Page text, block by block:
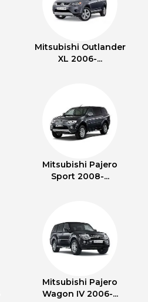
Mitsubishi Outlander
XL 2006-...
Mitsubishi Pajero
Sport 2008-...
Mitsubishi Pajero
Wagon IV 2006-...